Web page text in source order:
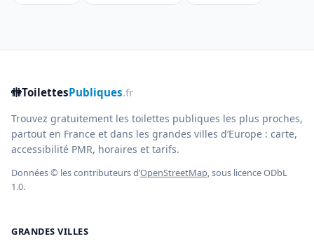
🚻ToilettesPubliques.fr
Trouvez gratuitement les toilettes publiques les plus proches,
partout en France et dans les grandes villes d’Europe : carte,
accessibilité PMR, horaires et tarifs.
Données © les contributeurs d’OpenStreetMap, sous licence ODbL
1.0.
GRANDES VILLES